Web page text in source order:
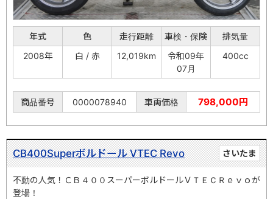
年式 色 走行距離 車検・保険
排気量
2008年
白 / 赤 12,019km
令和09年
07月
400cc
商品番号 0000078940 車両価格 798,000円
さいたま
CB400Superボルドール VTEC Revo
不動の人気！ＣＢ４００スーパーボルドールＶＴＥＣＲｅｖｏが
登場！